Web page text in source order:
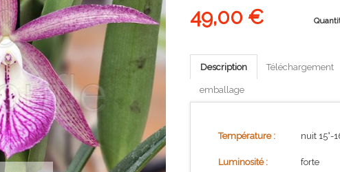
49,00 €
Description Téléchargement
emballage
Température : nuit 15°-
Luminosité : forte